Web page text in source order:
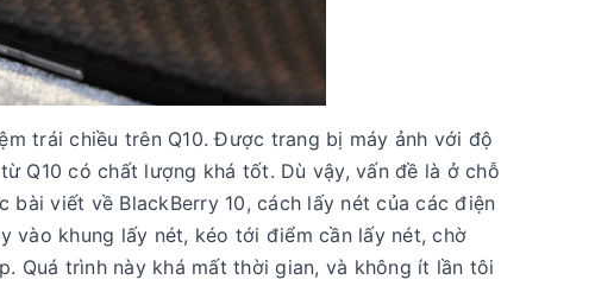
trái chiều trên Q10. Được trang bị máy ảnh với độ
Q10 có chất lượng khá tốt. Dù vậy, vấn đề là ở chỗ
bài viết về BlackBerry 10, cách lấy nét của các điện
vào khung lấy nét, kéo tới điểm cần lấy nét, chờ
Quá trình này khá mất thời gian, và không ít lần tôi